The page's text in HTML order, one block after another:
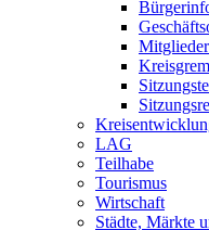
LAG
Teilhabe
Tourismus
Wirtschaft
Städte, Märkte